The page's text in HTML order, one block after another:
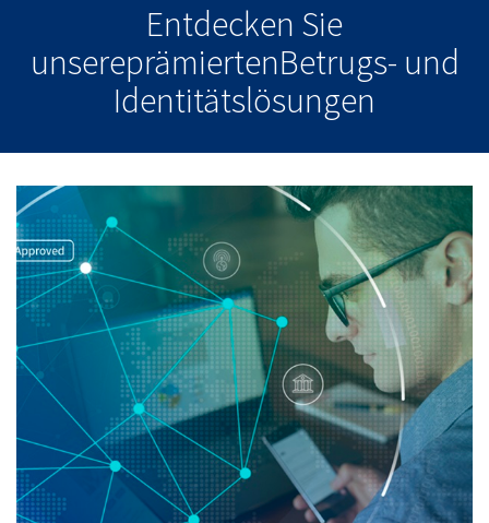
Entdecken Sie
unsereprämiertenBetrugs- und
Identitätslösungen